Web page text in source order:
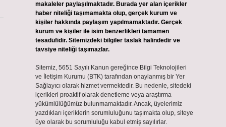
makaleler paylaşılmaktadır. Burada yer alan içerikler
haber niteliği taşımamakta olup, gerçek kurum ve
kişiler hakkında paylaşım yapılmamaktadır. Gerçek
kurum ve kişiler ile isim benzerlikleri tamamen
tesadüfidir. Sitemizdeki bilgiler taslak halindedir ve
tavsiye niteliği taşımazlar.
Sitemiz, 5651 Sayılı Kanun gereğince Bilgi Teknolojileri
ve İletişim Kurumu (BTK) tarafından onaylanmış bir Yer
Sağlayıcı olarak hizmet vermektedir. Bu nedenle, sitedeki
içerikleri proaktif olarak denetleme veya araştırma
yükümlülüğümüz bulunmamaktadır. Ancak, üyelerimiz
yazdıkları içeriklerin sorumluluğunu taşımakta olup, siteye
üye olarak bu sorumluluğu kabul etmiş sayılırlar.